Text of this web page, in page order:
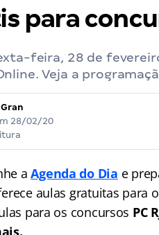
para
feira, 28 de
Veja a
28/02/20
aAgenda do Dia e
aulas gratuitas para
para os concursos PC